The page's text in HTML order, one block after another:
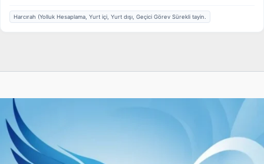
Harcırah (Yolluk Hesaplama, Yurt içi, Yurt dışı, Geçici Görev Sürekli tayin.